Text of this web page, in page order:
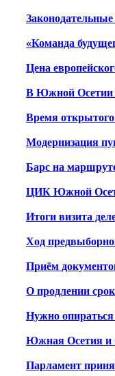
«Команда
Цена
В Южной Осетии
Время
Модернизация
Барс на
ЦИК Южной
Итоги визита
Ход
Приём
О продлении
Нужно
Южная Осетия и
Парламент